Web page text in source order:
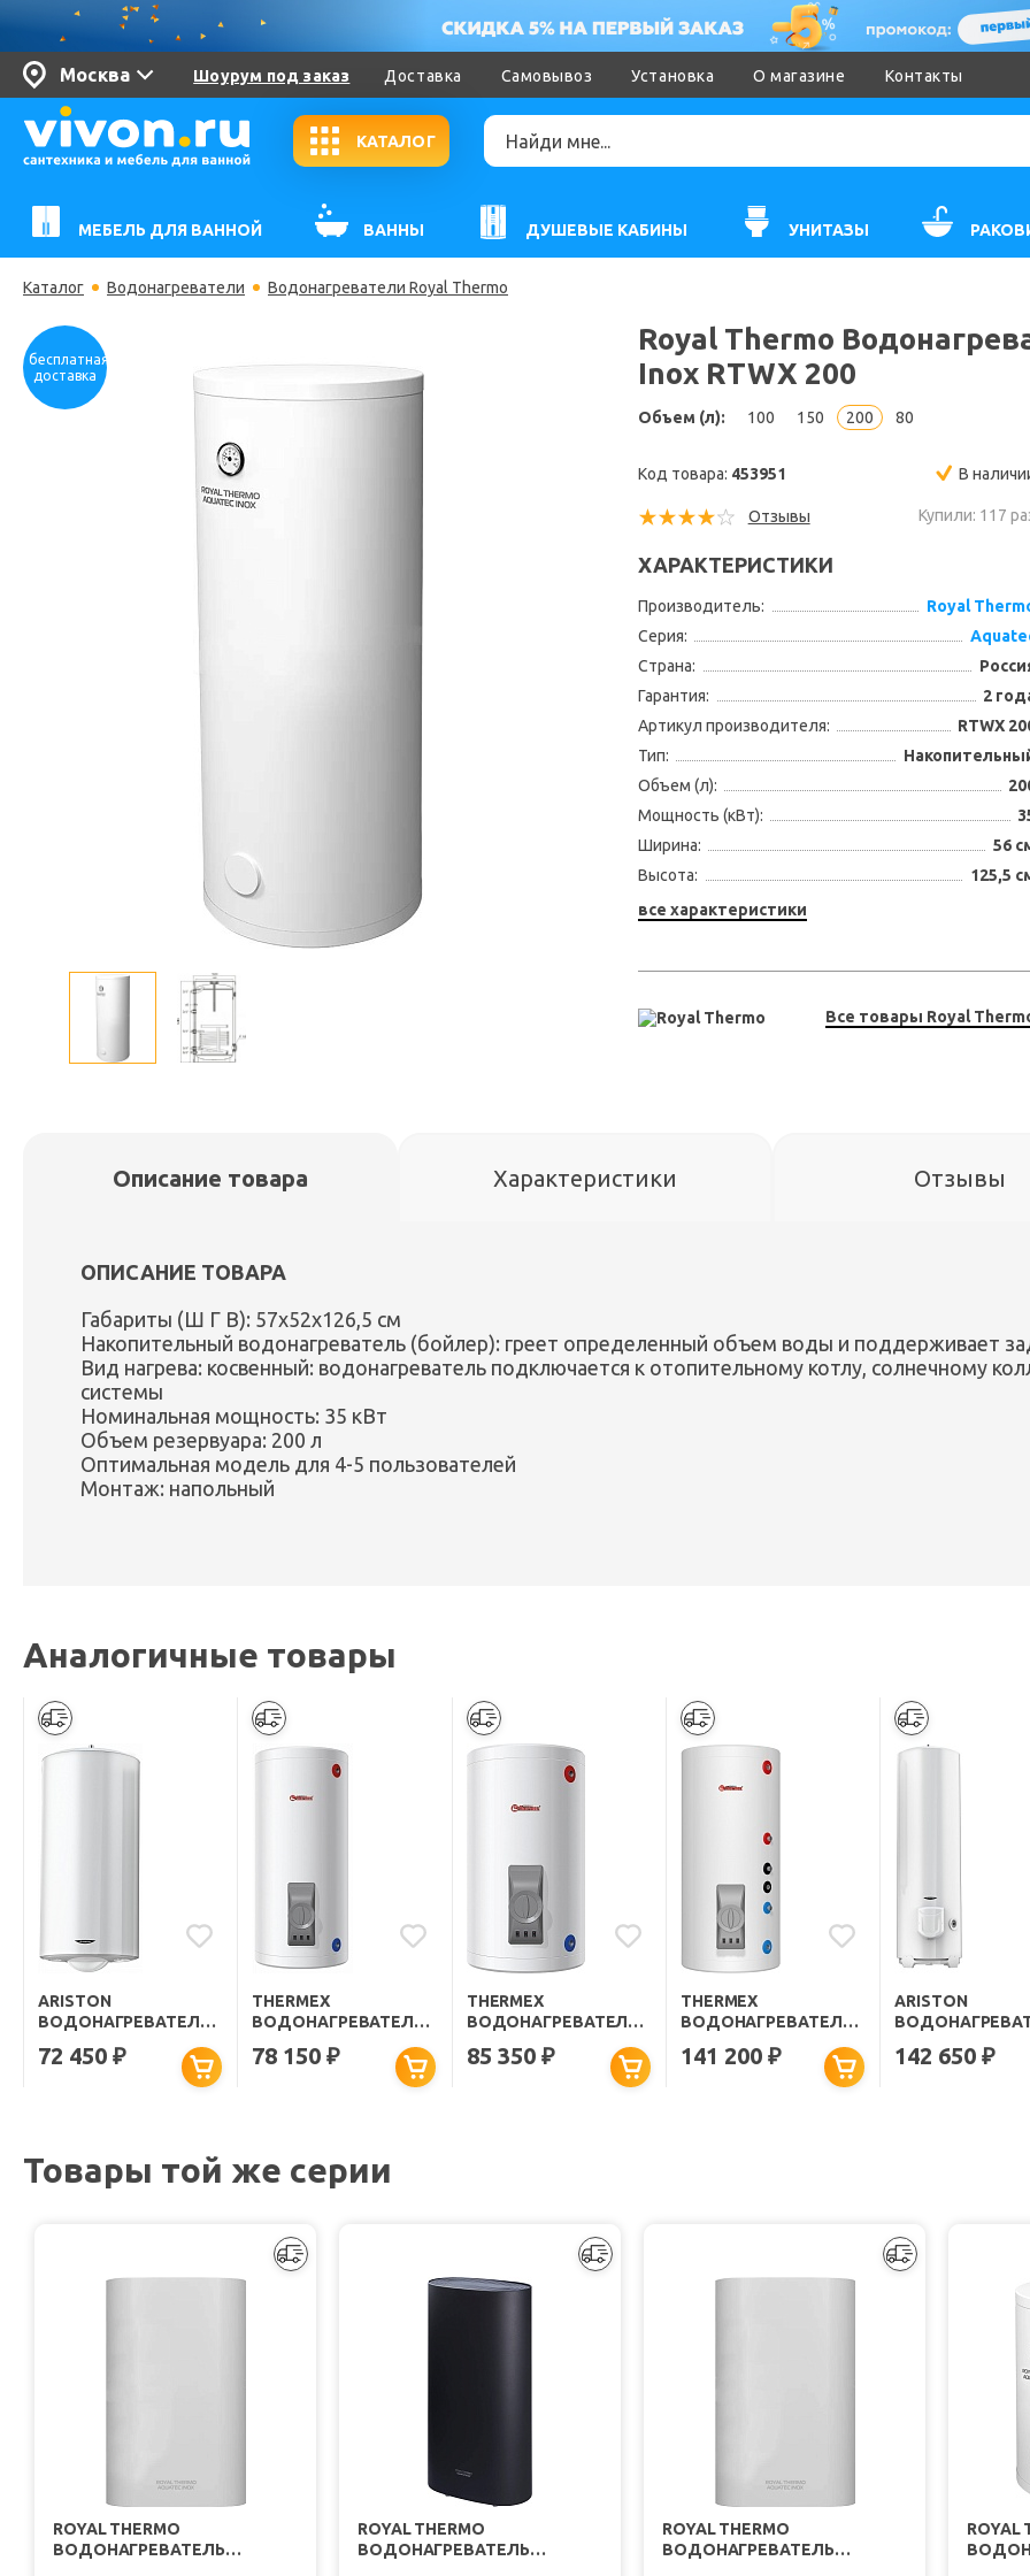
Москва Шоурум под заказ Доставка Самовывоз Установка О магазине Контакты
КАТАЛОГ
МЕБЕЛЬ ДЛЯ ВАННОЙ ВАННЫ ДУШЕВЫЕ КАБИНЫ УНИТАЗЫ
Каталог Водонагреватели Водонагреватели Royal Thermo
бесплатная
доставка
Royal Thermo
Inox RTWX 200
Объем (л): 100 150 200 80
Код товара: 453951 В
Отзывы Купили: 117
ХАРАКТЕРИСТИКИ
Производитель:
Royal
Серия:
Страна:
Гарантия:
2
Артикул производителя:
RTWX
Тип:
Объем (л):
Мощность (кВт):
Ширина:
56
Высота:
125,5
все характеристики
Все товары Royal
Описание товара Характеристики Отзывы
ОПИСАНИЕ ТОВАРА
Габариты (Ш Г В): 57x52x126,5 см
Накопительный водонагреватель (бойлер): греет определенный объем воды и поддерживает
Вид нагрева: косвенный: водонагреватель подключается к отопительному котлу, солнечному
системы
Номинальная мощность: 35 кВт
Объем резервуара: 200 л
Оптимальная модель для 4-5 пользователей
Монтаж: напольный
Аналогичные товары
ARISTON
ВОДОНАГРЕВАТЕЛЬ
200 VERT 530 THER MO
72 450₽
THERMEX
ВОДОНАГРЕВАТЕЛЬ
FLOOR ER 200 V
78 150₽
THERMEX
ВОДОНАГРЕВАТЕЛЬ
CHAMPION ER 200 V
85 350 ₽
THERMEX
ВОДОНАГРЕВАТЕЛЬ
COMBI INOX IRP 200 V
141 200 ₽
ARISTON
200 STAB 570
142 650₽
Товары той же серии
ROYAL THERMO
ВОДОНАГРЕВАТЕЛЬ
ROYAL THERMO
ВОДОНАГРЕВАТЕЛЬ
ROYAL THERMO
ВОДОНАГРЕВАТЕЛЬ
ROYAL